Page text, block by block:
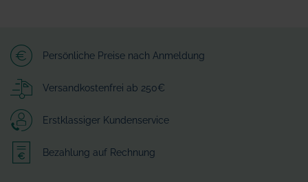
Persönliche Preise nach Anmeldung
Versandkostenfrei ab 250€
Erstklassiger Kundenservice
Bezahlung auf Rechnung